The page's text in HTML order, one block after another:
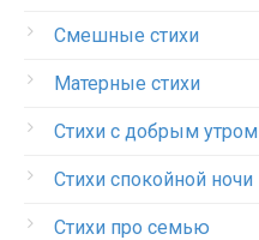
Смешные стихи
Матерные стихи
Стихи с добрым утром
Стихи спокойной ночи
Стихи про семью